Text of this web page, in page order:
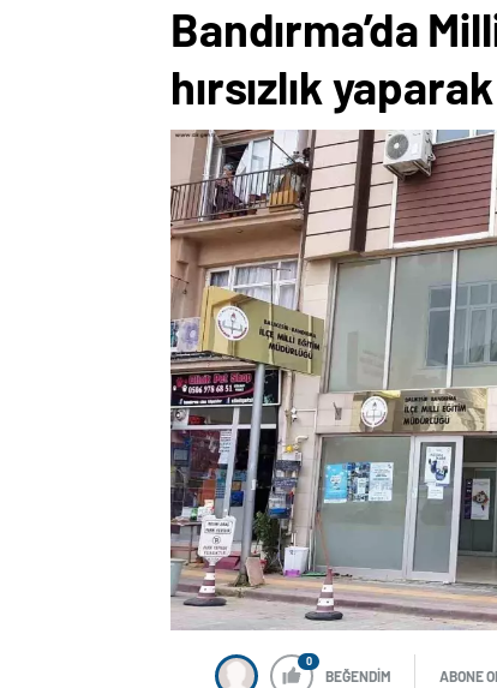
Bandırma’da
hırsızlık
0
BEĞENDİM ABONE OL